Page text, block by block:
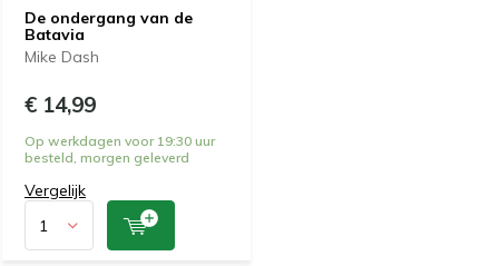
De ondergang van de
Batavia
Mike Dash
€ 14,99
Op werkdagen voor 19:30 uur
besteld, morgen geleverd
Vergelijk